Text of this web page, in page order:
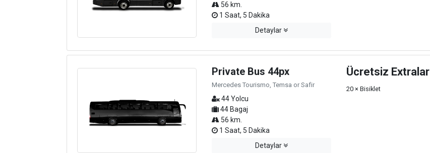
56 km.
1 Saat, 5 Dakika
Detaylar
Private Bus 44px
Mercedes Tourismo, Temsa or Safir
44 Yolcu
44 Bagaj
56 km.
1 Saat, 5 Dakika
Detaylar
Ücretsiz Extralar
20 × Bisiklet